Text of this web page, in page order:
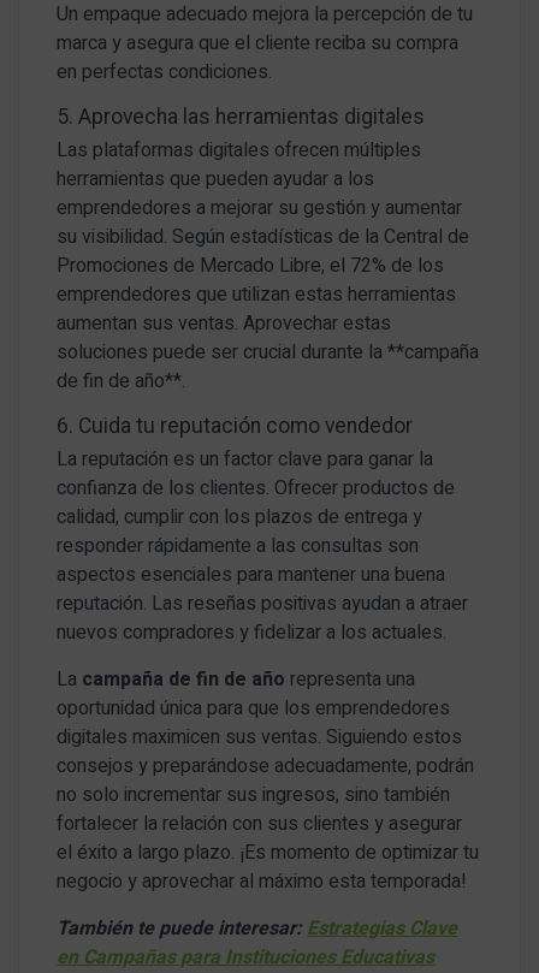
Un empaque adecuado mejora la percepción de tu
marca y asegura que el cliente reciba su compra
en perfectas condiciones.
5. Aprovecha las herramientas digitales
Las plataformas digitales ofrecen múltiples
herramientas que pueden ayudar a los
emprendedores a mejorar su gestión y aumentar
su visibilidad. Según estadísticas de la Central de
Promociones de Mercado Libre, el 72% de los
emprendedores que utilizan estas herramientas
aumentan sus ventas. Aprovechar estas
soluciones puede ser crucial durante la **campaña
de fin de año**.
6. Cuida tu reputación como vendedor
La reputación es un factor clave para ganar la
confianza de los clientes. Ofrecer productos de
calidad, cumplir con los plazos de entrega y
responder rápidamente a las consultas son
aspectos esenciales para mantener una buena
reputación. Las reseñas positivas ayudan a atraer
nuevos compradores y fidelizar a los actuales.
La campaña de fin de año representa una
oportunidad única para que los emprendedores
digitales maximicen sus ventas. Siguiendo estos
consejos y preparándose adecuadamente, podrán
no solo incrementar sus ingresos, sino también
fortalecer la relación con sus clientes y asegurar
el éxito a largo plazo. ¡Es momento de optimizar tu
negocio y aprovechar al máximo esta temporada!
También te puede interesar: Estrategias Clave
en Campañas para Instituciones Educativas